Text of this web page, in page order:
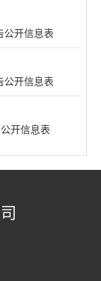
公开信息表
公开信息表
开信息表